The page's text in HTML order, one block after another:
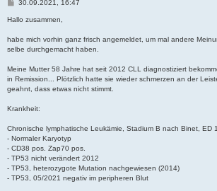
B
i
r
a
g
30.09.2021, 16:47
Hallo zusammen,
habe mich vorhin ganz frisch angemeldet, um mal andere
selbe durchgemacht haben.
Meine Mutter 58 Jahre hat seit 2012 CLL diagnostiziert
in Remission... Plötzlich hatte sie wieder schmerzen an der
geahnt, dass etwas nicht stimmt.
Krankheit:
Chronische lymphatische Leukämie, Stadium B nach Binet, ED
- Normaler Karyotyp
- CD38 pos. Zap70 pos.
- TP53 nicht verändert 2012
- TP53, heterozygote Mutation nachgewiesen (2014)
- TP53, 05/2021 negativ im peripheren Blut